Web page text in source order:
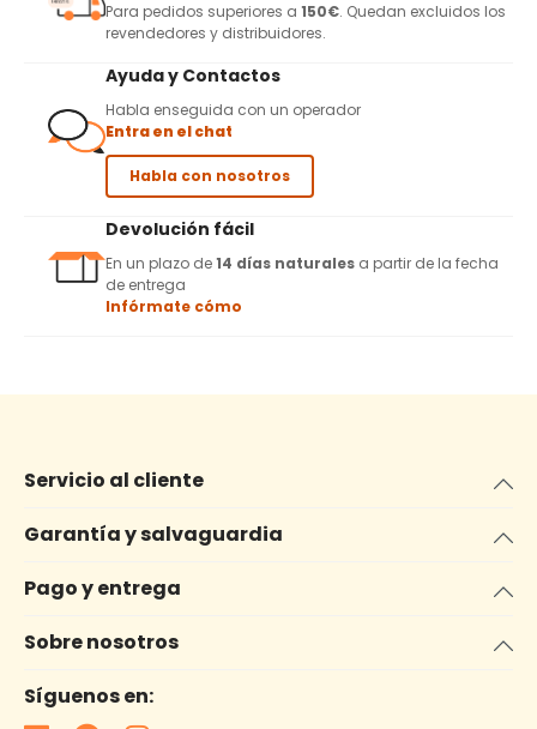
Para pedidos superiores a 150€. Quedan excluidos los
revendedores y distribuidores.
Ayuda y Contactos
Habla enseguida con un operador
Entra en el chat
Habla con nosotros
Devolución fácil
En un plazo de14 días naturales a partir de la fecha
de entrega
Infórmate cómo
Servicio al cliente
Garantía y salvaguardia
Pago y entrega
Sobre nosotros
Síguenos en: